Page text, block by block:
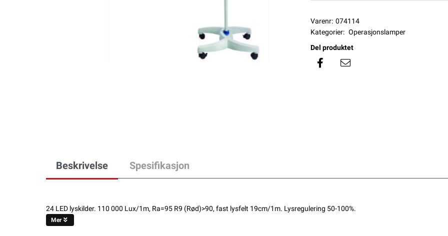
Varenr: 074114
Kategorier: Operasjonslamper
Del produktet
Beskrivelse Spesifikasjon
24 LED lyskilder. 110 000 Lux/1m, Ra=95 R9 (Rød)>90, fast lysfelt 19cm/1m. Lysregulering 50-100%.
Mer